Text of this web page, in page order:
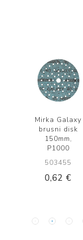
Mirka Galaxy
brusni disk
150mm,
P1000
503455
0,62 €